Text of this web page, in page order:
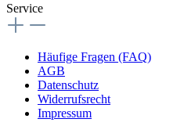
Service
Häufige Fragen (FAQ)
AGB
Datenschutz
Widerrufsrecht
Impressum